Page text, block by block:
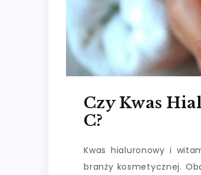
Czy Kwas
C?
Kwas hialuronowy i
branży kosmetycznej.